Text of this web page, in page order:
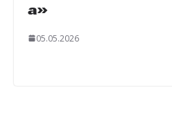
а»
05.05.2026